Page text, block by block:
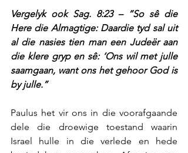
Vergelyk ook Sag. 8:23 – “So sê die
Here die Almagtige: Daardie tyd sal uit
al die nasies tien man een Judeër aan
die klere gryp en sê: ‘Ons wil met julle
saamgaan, want ons het gehoor God is
by julle.”
Paulus het vir ons in die voorafgaande
dele die droewige toestand waarin
Israel hulle in die verlede en hede